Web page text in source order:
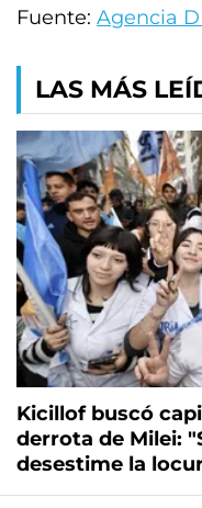
Fuente: Agencia
LAS MÁS
Kicillof buscó
derrota de Milei:
desestime la